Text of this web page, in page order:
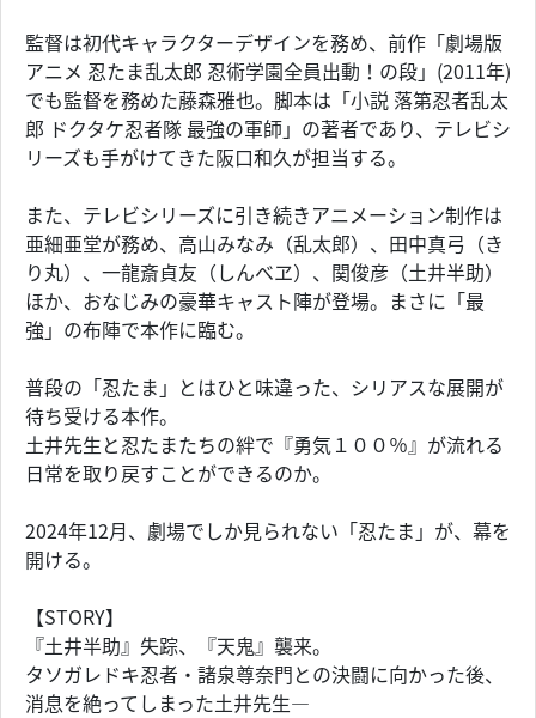
監督は初代キャラクターデザインを務め、前作「劇場版
アニメ 忍たま乱太郎 忍術学園全員出動！の段」(2011年)
でも監督を務めた藤森雅也。脚本は「小説 落第忍者乱太
郎 ドクタケ忍者隊 最強の軍師」の著者であり、テレビシ
リーズも手がけてきた阪口和久が担当する。
また、テレビシリーズに引き続きアニメーション制作は
亜細亜堂が務め、高山みなみ（乱太郎）、田中真弓（き
り丸）、一龍斎貞友（しんべヱ）、関俊彦（土井半助）
ほか、おなじみの豪華キャスト陣が登場。まさに「最
強」の布陣で本作に臨む。
普段の「忍たま」とはひと味違った、シリアスな展開が
待ち受ける本作。
土井先生と忍たまたちの絆で『勇気１００％』が流れる
日常を取り戻すことができるのか。
2024年12月、劇場でしか見られない「忍たま」が、幕を
開ける。
【STORY】
『土井半助』失踪、『天鬼』襲来。
タソガレドキ忍者・諸泉尊奈門との決闘に向かった後、
消息を絶ってしまった土井先生―